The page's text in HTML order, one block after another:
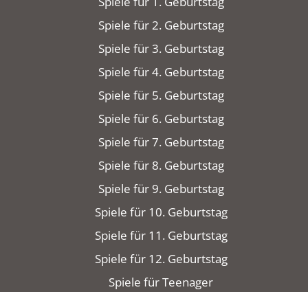
Spiele für 2. Geburtstag
Spiele für 3. Geburtstag
Spiele für 4. Geburtstag
Spiele für 5. Geburtstag
Spiele für 6. Geburtstag
Spiele für 7. Geburtstag
Spiele für 8. Geburtstag
Spiele für 9. Geburtstag
Spiele für 10. Geburtstag
Spiele für 11. Geburtstag
Spiele für 12. Geburtstag
Spiele für Teenager